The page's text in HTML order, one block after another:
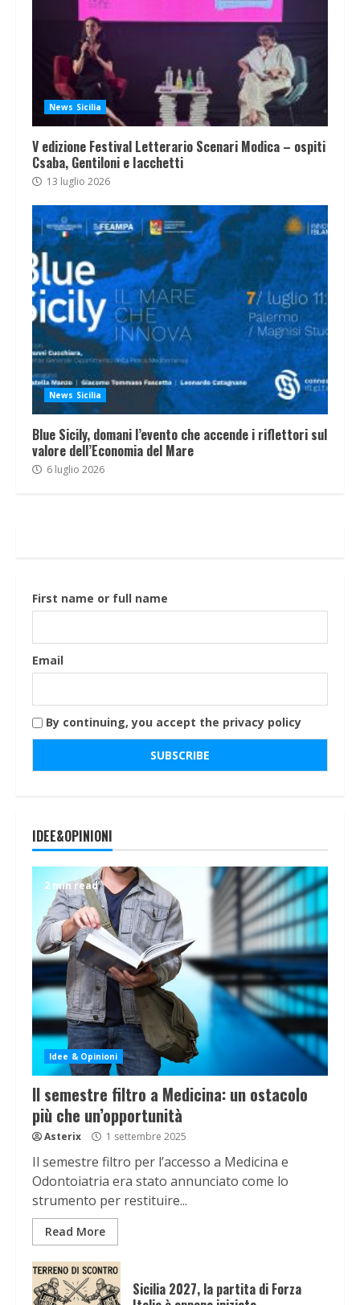
News Sicilia
V edizione Festival Letterario Scenari Modica – ospiti
Csaba, Gentiloni e Iacchetti
13 luglio 2026
News Sicilia
Blue Sicily, domani l’evento che accende i riflettori sul
valore dell’Economia del Mare
6 luglio 2026
First name or full name
Email
By continuing, you accept the privacy policy
IDEE&OPINIONI
2 min read
Idee & Opinioni
Il semestre filtro a Medicina: un ostacolo
più che un’opportunità
Asterix 1 settembre 2025
Il semestre filtro per l’accesso a Medicina e
Odontoiatria era stato annunciato come lo
strumento per restituire...
Read More
Sicilia 2027, la partita di Forza